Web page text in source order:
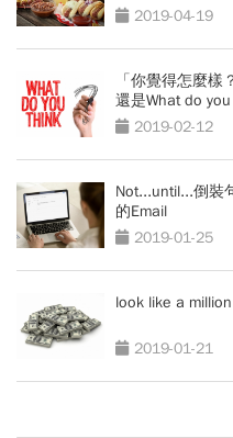
2019-04-19
「你覺得怎麼樣
還是What do
2019-02-12
Not...until...倒裝
的Email
2019-01-25
look like a
2019-01-21